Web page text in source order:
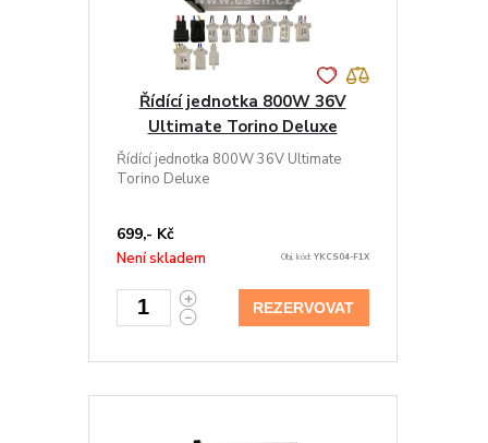
Řídící jednotka 800W 36V
Ultimate Torino Deluxe
Řídící jednotka 800W 36V Ultimate
Torino Deluxe
699,- Kč
Není skladem Obj. kód:YKCS04-F1X
REZERVOVAT